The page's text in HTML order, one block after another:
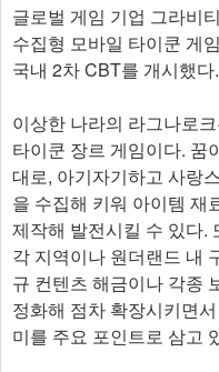
글로벌 게임 기업 그라비
수집형 모바일 타이쿤 게
국내 2차 CBT를 개시했다.
이상한 나라의 라그나로
타이쿤 장르 게임이다. 꿈
대로, 아기자기하고 사랑
을 수집해 키워 아이템 재
제작해 발전시킬 수 있다.
각 지역이나 원더랜드 내
규 컨텐츠 해금이나 각종
정화해 점차 확장시키면
미를 주요 포인트로 삼고